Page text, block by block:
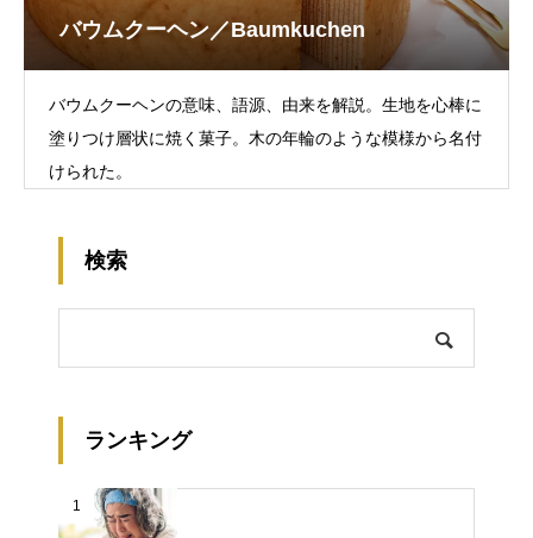
バウムクーヘン／Baumkuchen
バウムクーヘンの意味、語源、由来を解説。生地を心棒に
塗りつけ層状に焼く菓子。木の年輪のような模様から名付
けられた。
検索
ランキング
1